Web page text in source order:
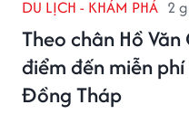
DU LỊCH - KHÁM PHÁ 2
Theo chân Hồ
điểm đến miễn
Đồng Tháp